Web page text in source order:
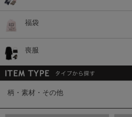
福袋
喪服
柄・素材・その他